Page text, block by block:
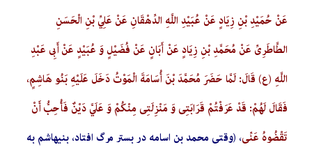
عَنْ حُمَيْدِ بْنِ زِيَادٍ عَنْ عُبَيْدِ اللَّهِ الدِّهْقَانِ عَنْ عَلِيِّ بْنِ الْحَسَنِ
الطَّاطَرِيِّ عَنْ مُحَمَّدِ بْنِ زِيَادٍ عَنْ أَبَانٍ عَنْ فُضَيْلٍ وَ عُبَيْدٍ عَنْ أَبِي عَبْدِ
اللَّهِ (ع) قَالَ: لَمَّا حَضَرَ مُحَمَّدَ بْنَ‏ أُسَامَةَ الْمَوْتُ‏ دَخَلَ‏ عَلَيْهِ بَنُو هَاشِمٍ،
فَقَالَ لَهُمْ: قَدْ عَرَفْتُمْ قَرَابَتِي وَ مَنْزِلَتِي مِنْكُمْ وَ عَلَيَّ دَيْنٌ فَأُحِبُّ أَنْ
تَقْضُوهُ‏ عَنِّي، (وقتی محمد بن اسامه در بستر مرگ افتاد، بنی­هاشم به